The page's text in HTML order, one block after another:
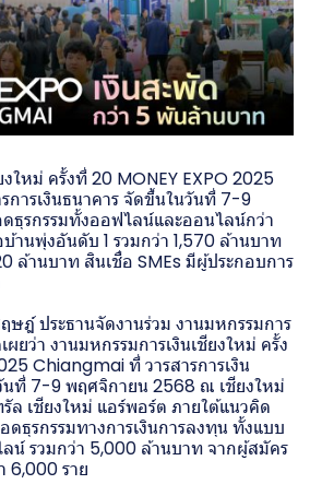
ใหม่ ครั้งที่ 20 MONEY EXPO 2025
การเงินธนาคาร จัดขึ้นในวันที่ 7-9
ธุรกรรมทั้งออฟไลน์และออนไลน์กว่า
านพุ่งอันดับ 1 รวมกว่า 1,570 ล้านบาท
ล้านบาท สินเชื่อ SMEs มีผู้ประกอบการ
ษฎ์ ประธานจัดงานร่วม งานมหกรรมการ
ยว่า งานมหกรรมการเงินเชียงใหม่ ครั้ง
Chiangmai ที่ วารสารการเงิน
นที่ 7-9 พฤศจิกายน 2568 ณ เชียงใหม่
ล เชียงใหม่ แอร์พอร์ต ภายใต้แนวคิด
ธุรกรรมทางการเงินการลงทุน ทั้งแบบ
น์ รวมกว่า 5,000 ล้านบาท จากผู้สมัคร
6,000 ราย